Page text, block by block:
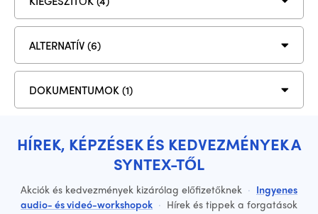
ALTERNATÍV (6)
DOKUMENTUMOK (1)
HÍREK, KÉPZÉSEK ÉS KEDVEZMÉNYEK A
SYNTEX-TŐL
Akciók és kedvezmények kizárólag előfizetőknek · Ingyenes
audio- és videó-workshopok · Hírek és tippek a forgatások